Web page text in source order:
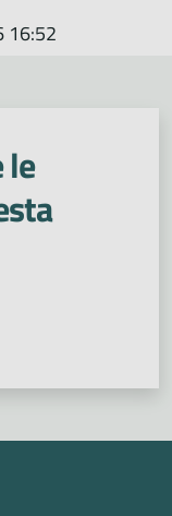
16:52
le
1 a 5 stelle